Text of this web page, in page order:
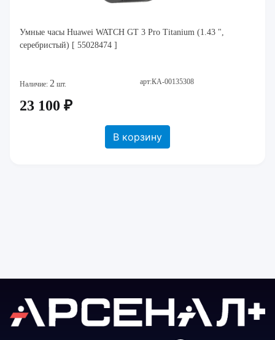
Умные часы Huawei WATCH GT 3 Pro Titanium (1.43 ",
серебристый) [ 55028474 ]
Наличие: 2 шт. арт:КА-00135308
23 100 ₽
В корзину